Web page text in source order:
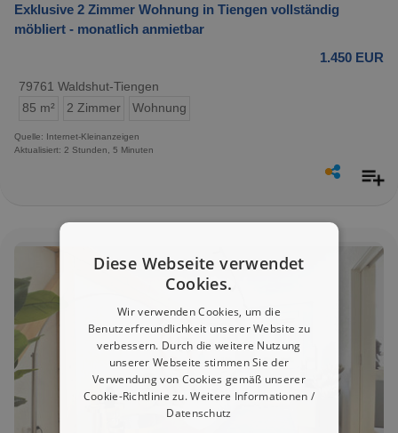
Exklusive 2 Zimmer Wohnung in Tiengen vollständig
möbliert - monatlich anmietbar
1.450 EUR
79761 Waldshut-Tiengen
85 m²
2 Zimmer Wohnung
Quelle: Internet-Kleinanzeigen
Aktualisiert: 2 Stunden, 5 Minuten
Diese Webseite verwendet
Cookies.
Wir verwenden Cookies, um die
Benutzerfreundlichkeit unserer Website zu
verbessern. Durch die weitere Nutzung
unserer Webseite stimmen Sie der
Verwendung von Cookies gemäß unserer
Cookie-Richtlinie zu.Weitere Informationen /
Datenschutz